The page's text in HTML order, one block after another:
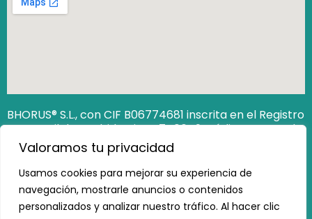
Valoramos tu privacidad
Usamos cookies para mejorar su experiencia de
navegación, mostrarle anuncios o contenidos
personalizados y analizar nuestro tráfico. Al hacer clic
BHORUS® S.L., con CIF B06774681 inscrita en el Registro
Mercantil de Madrid Hoja M‐740649. Código Seguro de
Verificación (CSV): 12806538162473100
https://www.registradores.org/csv